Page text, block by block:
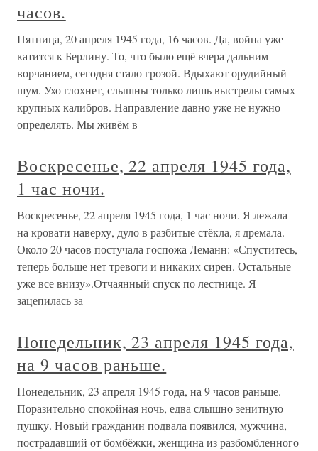
часов.
Пятница, 20 апреля 1945 года, 16 часов. Да, война уже
катится к Берлину. То, что было ещё вчера дальним
ворчанием, сегодня стало грозой. Вдыхают орудийный
шум. Ухо глохнет, слышны только лишь выстрелы самых
крупных калибров. Направление давно уже не нужно
определять. Мы живём в
Воскресенье, 22 апреля 1945 года,
1 час ночи.
Воскресенье, 22 апреля 1945 года, 1 час ночи. Я лежала
на кровати наверху, дуло в разбитые стёкла, я дремала.
Около 20 часов постучала госпожа Леманн: «Спуститесь,
теперь больше нет тревоги и никаких сирен. Остальные
уже все внизу».Отчаянный спуск по лестнице. Я
зацепилась за
Понедельник, 23 апреля 1945 года,
на 9 часов раньше.
Понедельник, 23 апреля 1945 года, на 9 часов раньше.
Поразительно спокойная ночь, едва слышно зенитную
пушку. Новый гражданин подвала появился, мужчина,
пострадавший от бомбёжки, женщина из разбомбленного